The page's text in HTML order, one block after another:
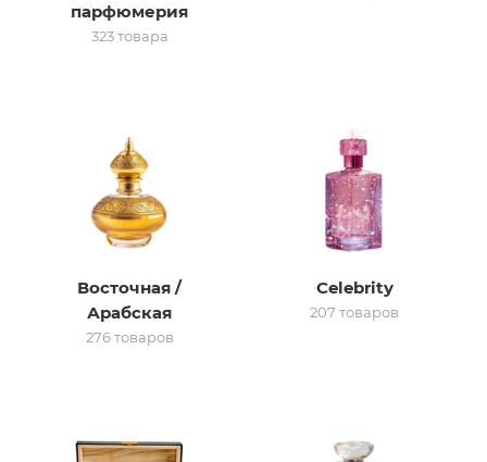
сертификат
парфюмерия
323 товара
Восточная /
Арабская
276 товаров
Celebrity
207 товаров